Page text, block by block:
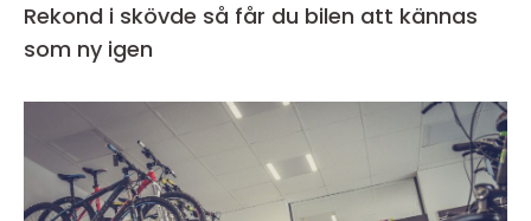
Rekond i skövde så får du bilen att kännas
som ny igen